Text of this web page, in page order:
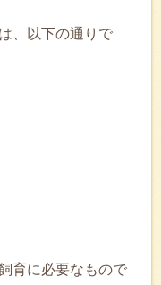
、以下の通りで
育に必要なもので